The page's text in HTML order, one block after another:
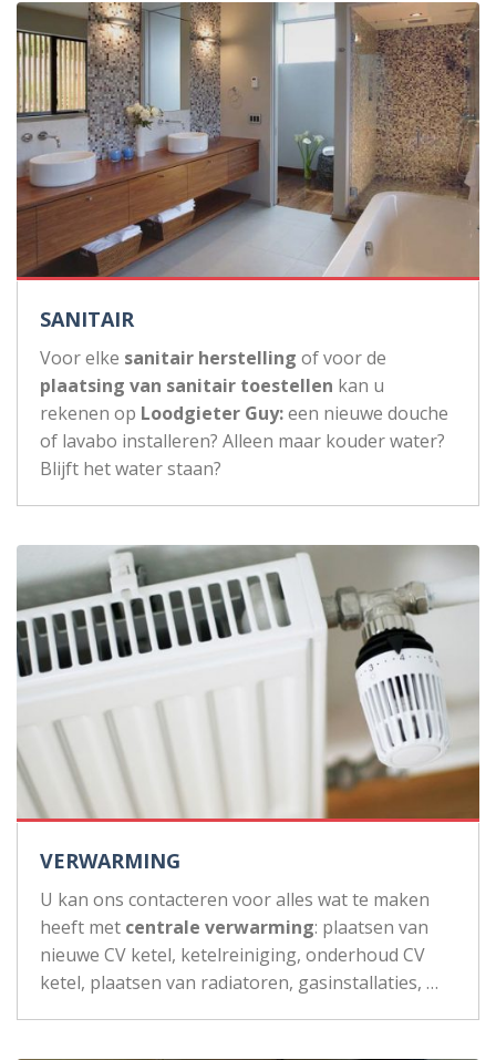
SANITAIR
Voor elke sanitair herstelling of voor de
plaatsing van sanitair toestellen kan u
rekenen op Loodgieter Guy:een nieuwe douche
of lavabo installeren? Alleen maar kouder water?
Blijft het water staan?
VERWARMING
U kan ons contacteren voor alles wat te maken
heeft met centrale verwarming: plaatsen van
nieuwe CV ketel, ketelreiniging, onderhoud CV
ketel, plaatsen van radiatoren, gasinstallaties, …